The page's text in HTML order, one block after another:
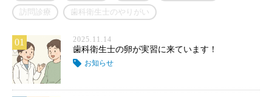
訪問診療 歯科衛生士のやりがい
01 2025.11.14
歯科衛生士の卵が実習に来ています！
お知らせ